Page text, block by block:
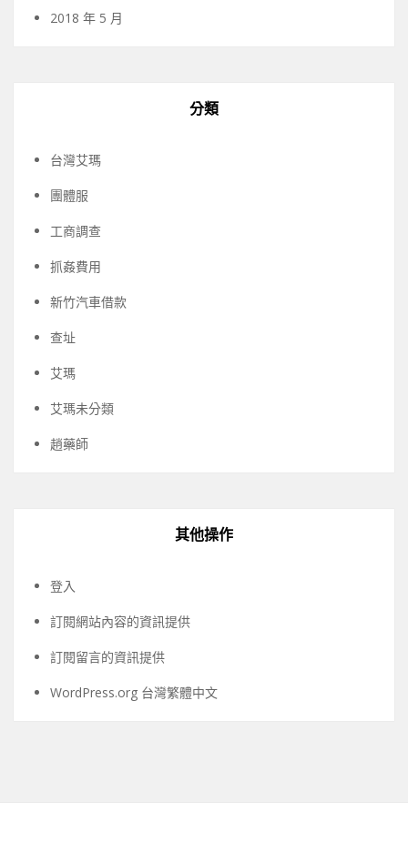
2018 年 5 月
分類
台灣艾瑪
團體服
工商調查
抓姦費用
新竹汽車借款
查址
艾瑪
艾瑪未分類
趙藥師
其他操作
登入
訂閱網站內容的資訊提供
訂閱留言的資訊提供
WordPress.org 台灣繁體中文